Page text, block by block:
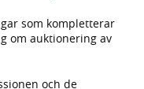
som kompletterar
om auktionering av
och de